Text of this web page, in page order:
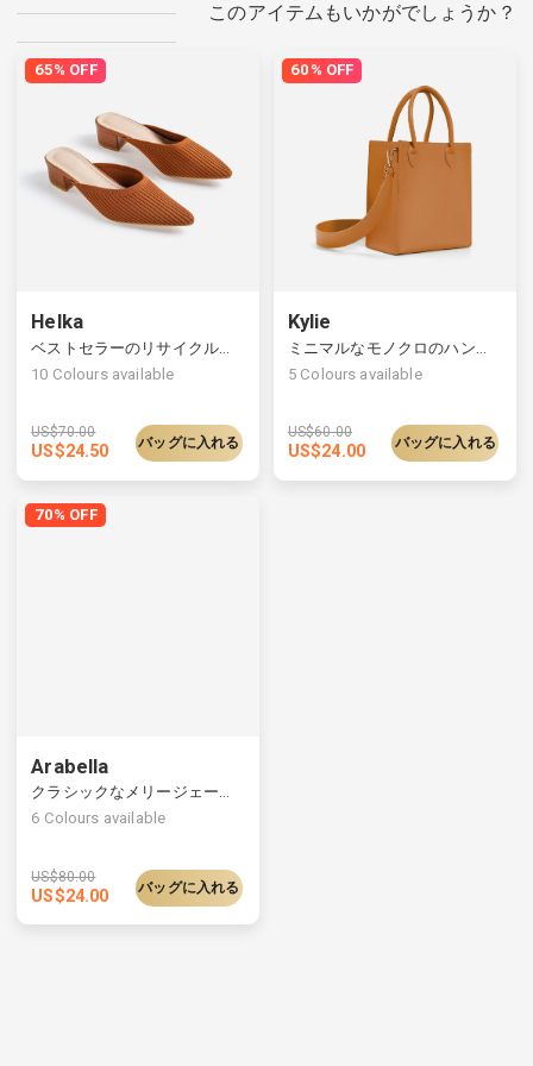
このアイテムもいかがでしょうか？
65% OFF
Helka
10 Colours available
US$70.00
US$24.50 バッグに入れる
60% OFF
Kylie
5 Colours available
US$60.00
US$24.00 バッグに入れる
70% OFF
Arabella
クラシックなメリージェーンの靴、調節可能な足首の留め具
6 Colours available
US$80.00
US$24.00 バッグに入れる